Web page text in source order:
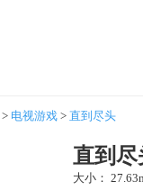
> 电视游戏 > 直到尽头
直到
大小：